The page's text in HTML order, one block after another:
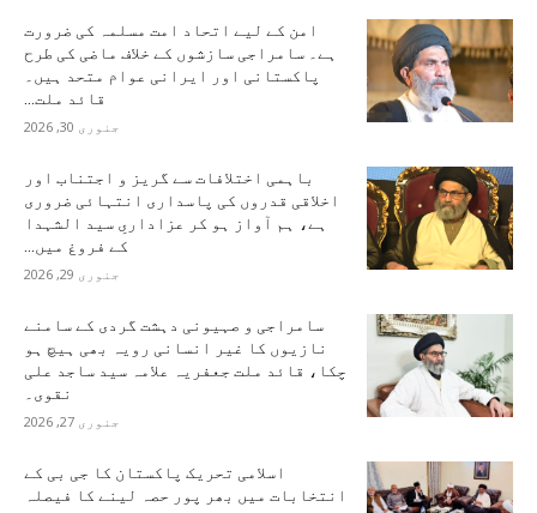
امن کے لیے اتحاد امت مسلمہ کی ضرورت
ہے۔ سامراجی سازشوں کے خلاف ماضی کی طرح
پاکستانی اور ایرانی عوام متحد ہیں۔
قائد ملت...
جنوری 30, 2026
باہمی اختلافات سے گریز و اجتناب اور
اخلاقی قدروں کی پاسداری انتہائی ضروری
ہے، ہم آواز ہو کر عزاداریِ سید الشہدا
کے فروغ میں...
جنوری 29, 2026
سامراجی و صہیونی دہشت گردی کے سامنے
نازیوں کا غیر انسانی رویہ بھی ہیچ ہو
چکا، قائد ملت جعفریہ علامہ سید ساجد علی
نقوی۔
جنوری 27, 2026
اسلامی تحریک پاکستان کا جی بی کے
انتخابات میں بھر پور حصہ لینے کا فیصلہ